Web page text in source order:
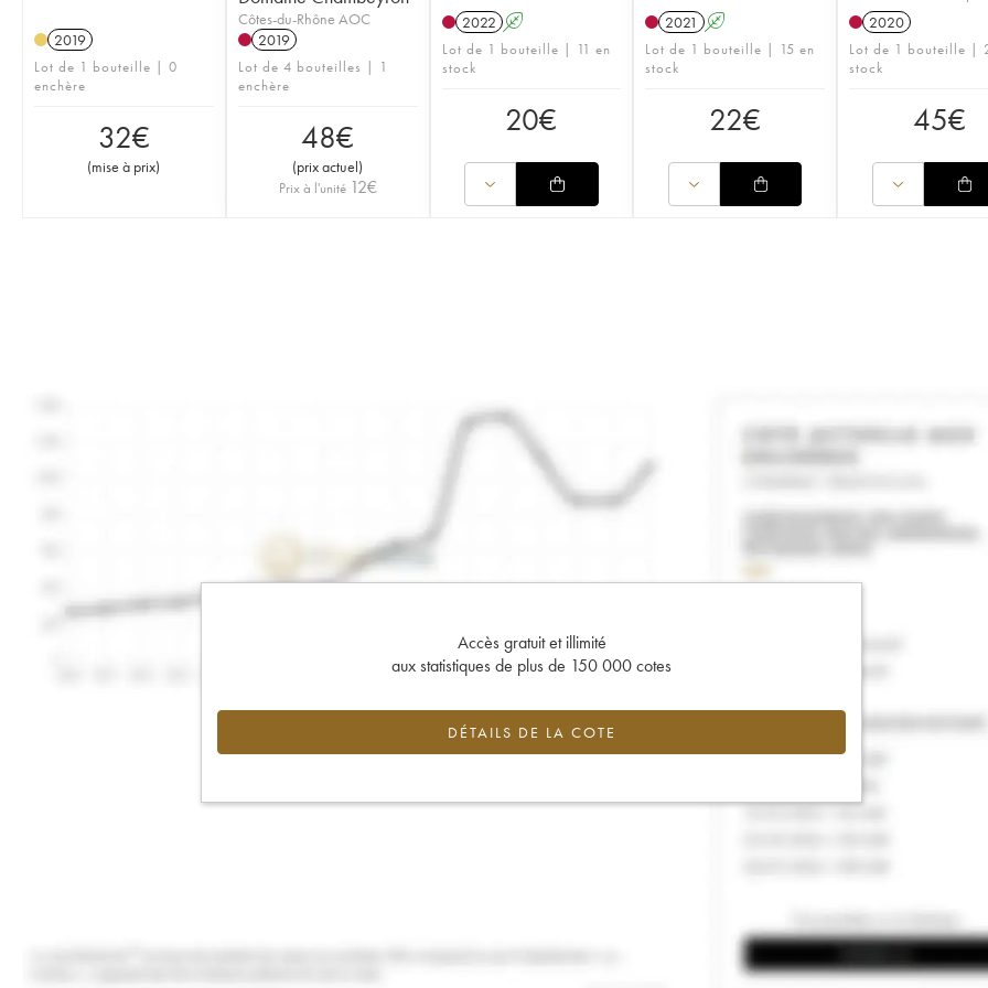
2019
Lot de 1 bouteille | 0
enchère
32€
(mise à prix)
Côtes-du-Rhône AOC
2019
Lot de 4 bouteilles | 1
enchère
48€
(prix actuel)
Prix à l'unité 12€
2022 A
Lot de 1 bouteille | 11 en
stock
20€
2021
A
Lot de 1 bouteille | 15 en
stock
22€
2020
Lot de 1 bouteille |
stock
45€
Accès gratuit et illimité
aux statistiques de plus de 150 000 cotes
DÉTAILS DE LA COTE